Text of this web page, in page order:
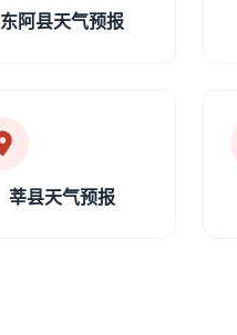
东阿县天气预报
莘县天气预报